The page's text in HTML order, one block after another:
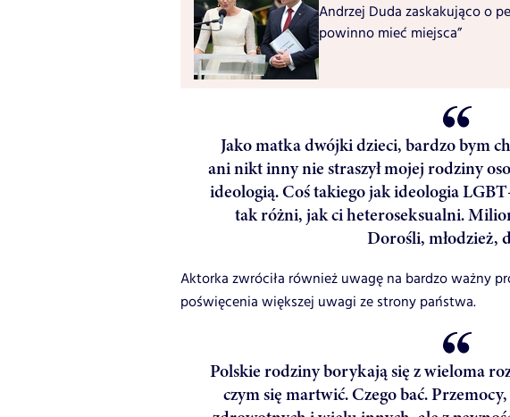
Andrzej Duda zaskakująco o
powinno mieć miejsca”
Jako matka dwójki dzieci, bardzo bym
ani nikt inny nie straszył mojej rodziny
ideologią. Coś takiego jak ideologia
tak różni, jak ci heteroseksualni.
Dorośli, młodzież,
Aktorka zwróciła również uwagę na bardzo ważny
poświęcenia większej uwagi ze strony państwa.
Polskie rodziny borykają się z wieloma
czym się martwić. Czego bać.